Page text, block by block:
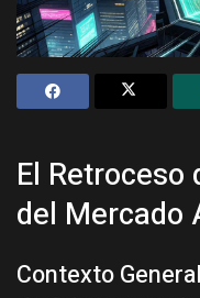
El
del Mercado
Contexto